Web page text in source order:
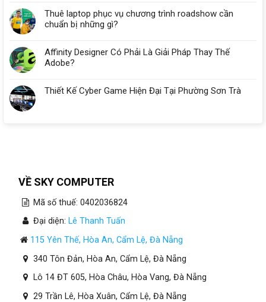
Tại
Thuê laptop phục vụ chương trình roadshow cần
chuẩn bị những gì?
Affinity Designer Có Phải Là Giải Pháp Thay Thế
Adobe?
Thiết Kế Cyber Game Hiện Đại Tại Phường Sơn Trà
VỀ SKY COMPUTER
Mã số thuế: 0402036824
Đại diện: Lê Thanh Tuấn
115 Yên Thế, Hòa An, Cẩm Lệ, Đà Nẵng
340 Tôn Đản, Hòa An, Cẩm Lệ, Đà Nẵng
Lô 14 ĐT 605, Hòa Châu, Hòa Vang, Đà Nẵng
29 Trần Lê, Hòa Xuân, Cẩm Lệ, Đà Nẵng